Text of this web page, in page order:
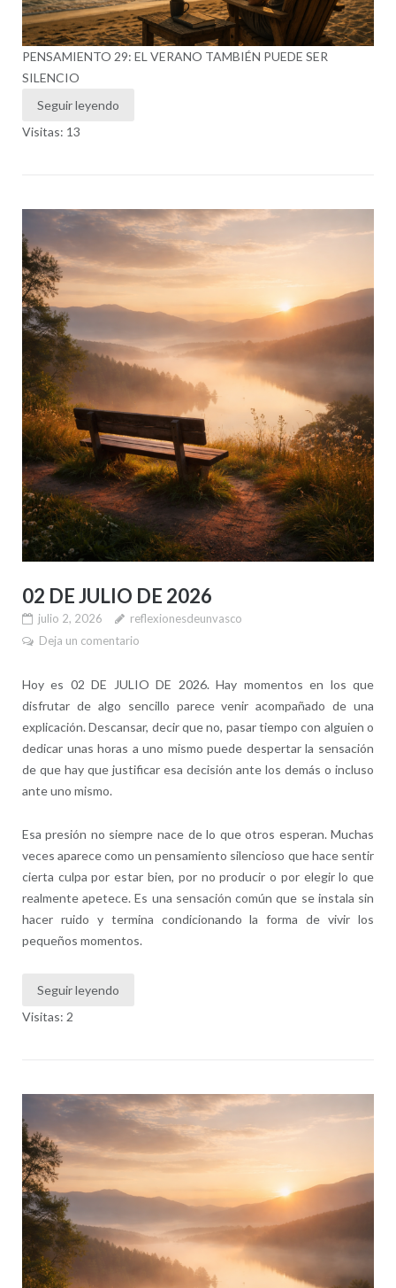
PENSAMIENTO 29: EL VERANO TAMBIÉN PUEDE SER
SILENCIO
Seguir leyendo
Visitas: 13
02 DE JULIO DE 2026
julio 2, 2026
reflexionesdeunvasco
Deja un comentario
Hoy es 02 DE JULIO DE 2026. Hay momentos en los que
disfrutar de algo sencillo parece venir acompañado de una
explicación. Descansar, decir que no, pasar tiempo con alguien o
dedicar unas horas a uno mismo puede despertar la sensación
de que hay que justificar esa decisión ante los demás o incluso
ante uno mismo.
Esa presión no siempre nace de lo que otros esperan. Muchas
veces aparece como un pensamiento silencioso que hace sentir
cierta culpa por estar bien, por no producir o por elegir lo que
realmente apetece. Es una sensación común que se instala sin
hacer ruido y termina condicionando la forma de vivir los
pequeños momentos.
Seguir leyendo
Visitas: 2